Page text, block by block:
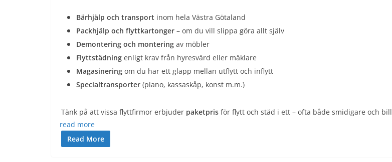
Bärhjälp och transport inom hela Västra Götaland
Packhjälp och flyttkartonger – om du vill slippa göra allt själv
Demontering och montering av möbler
Flyttstädning enligt krav från hyresvärd eller mäklare
Magasinering om du har ett glapp mellan utflytt och inflytt
Specialtransporter (piano, kassaskåp, konst m.m.)
Tänk på att vissa flyttfirmor erbjuder paketpris för flytt och städ i ett – ofta både smidigare och
read more
Read More